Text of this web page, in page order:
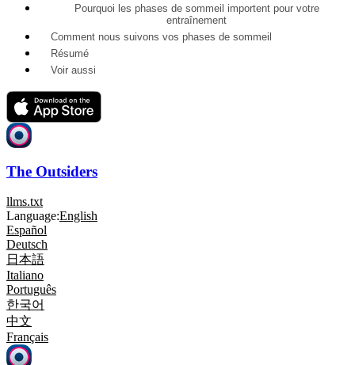
Pourquoi les phases de sommeil importent pour votre
entraînement
Comment nous suivons vos phases de sommeil
Résumé
Voir aussi
The Outsiders
llms.txt
Language:English
Español
Deutsch
日本語
Italiano
Português
한국어
中文
Français